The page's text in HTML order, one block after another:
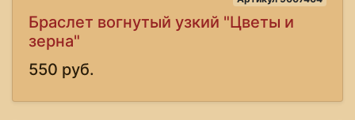
Браслет вогнутый узкий "Цветы и
зерна"
550 руб.